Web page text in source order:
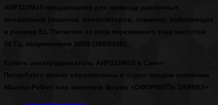
предназначен для привода различных
механизмов (насосов, вентиляторов, станков), работающих
в режиме S1. Питается от сети переменного тока частотой
50 Гц, напряжением 380В (380/660В).
Купить электродвигатель АИР315М10 в Санкт-
можно обратившись в отдел продаж компании
Мастер-РеФит или заполнив форму «ОФОРМИТЬ ЗАЯВКУ»